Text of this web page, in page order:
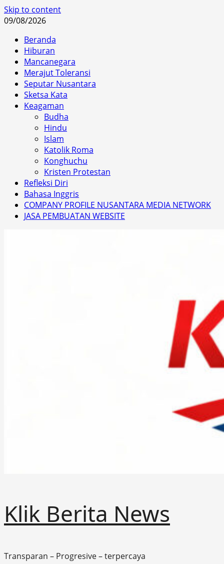
Skip to content
09/08/2026
Beranda
Hiburan
Mancanegara
Merajut Toleransi
Seputar Nusantara
Sketsa Kata
Keagaman
Budha
Hindu
Islam
Katolik Roma
Konghuchu
Kristen Protestan
Refleksi Diri
Bahasa Inggris
COMPANY PROFILE NUSANTARA MEDIA NETWORK
JASA PEMBUATAN WEBSITE
Klik Berita News
Transparan – Progresive – terpercaya